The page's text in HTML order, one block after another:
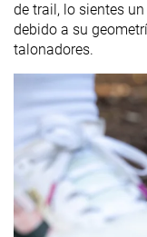
de trail, lo sientes
debido a su
talonadores.